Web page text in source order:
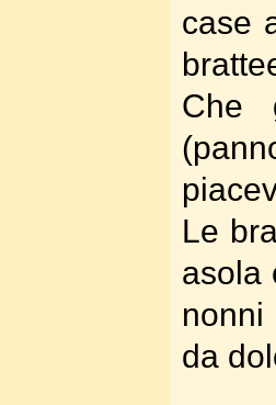
case
Che
Le
asola
nonni
da